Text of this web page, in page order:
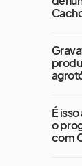
É
o
com